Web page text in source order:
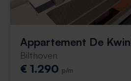
Appartement De
Bilthoven
€ 1.290 p/m